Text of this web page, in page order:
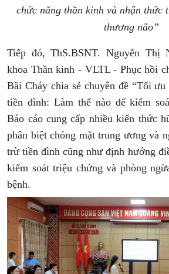
chức năng thần kinh và nhận thức
thương não”
Tiếp đó, ThS.BSNT. Nguyễn Thị
khoa Thần kinh - VLTL - Phục hồi
Bãi Cháy chia sẻ chuyên đề “Tối
tiền đình: Làm thế nào để kiểm
Báo cáo cung cấp nhiều kiến thức
phân biệt chóng mặt trung ương và
trừ tiền đình cũng như định hướng
kiểm soát triệu chứng và phòng
bệnh.